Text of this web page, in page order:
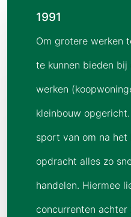
1991
Om grotere werken
te kunnen bieden
werken
kleinbouw
sport van om na het
opdracht alles zo
handelen. Hiermee
concurrenten achter